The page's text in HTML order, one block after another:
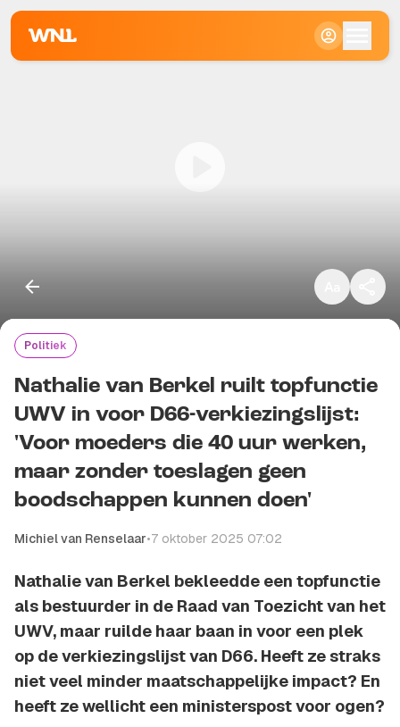
Politiek
Nathalie van Berkel ruilt topfunctie
UWV in voor D66-verkiezingslijst:
'Voor moeders die 40 uur werken,
maar zonder toeslagen geen
boodschappen kunnen doen'
Michiel van Renselaar•7 oktober 2025 07:02
Nathalie van Berkel bekleedde een topfunctie
als bestuurder in de Raad van Toezicht van het
UWV, maar ruilde haar baan in voor een plek
op de verkiezingslijst van D66. Heeft ze straks
niet veel minder maatschappelijke impact? En
heeft ze wellicht een ministerspost voor ogen?